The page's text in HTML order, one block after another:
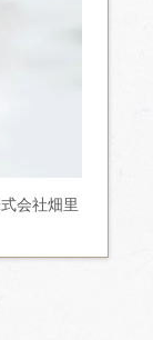
会社畑里